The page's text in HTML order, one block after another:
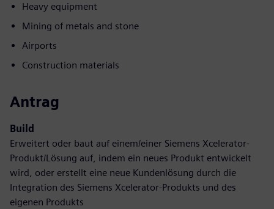
Heavy equipment
Mining of metals and stone
Airports
Construction materials
Antrag
Build
Erweitert oder baut auf einem/einer Siemens Xcelerator-
Produkt/Lösung auf, indem ein neues Produkt entwickelt
wird, oder erstellt eine neue Kundenlösung durch die
Integration des Siemens Xcelerator-Produkts und des
eigenen Produkts